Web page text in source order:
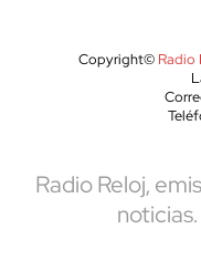
Copyright© Radio
Radio Reloj,